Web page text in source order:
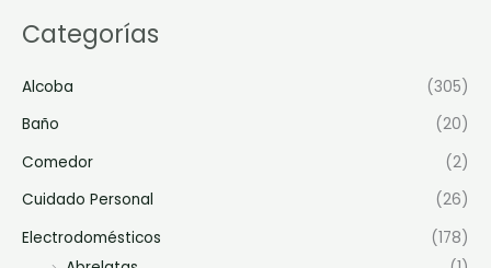
Categorías
Alcoba
(305)
Baño
(20)
Comedor
(2)
Cuidado Personal
(26)
Electrodomésticos
(178)